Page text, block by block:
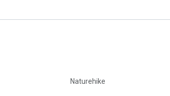
Naturehike